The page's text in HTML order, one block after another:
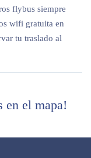
flybus siempre
wifi gratuita en
tu traslado al
en el mapa!